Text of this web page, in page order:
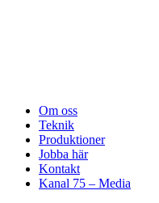
Om oss
Teknik
Produktioner
Jobba här
Kontakt
Kanal 75 – Media